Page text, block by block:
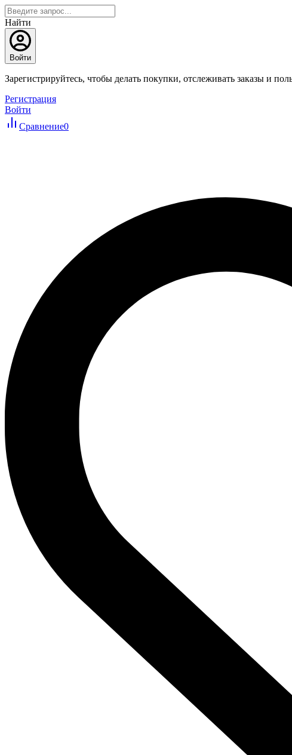
Найти
Войти
Зарегистрируйтесь, чтобы делать покупки, отслеживать заказы и
Регистрация
Войти
Сравнение0